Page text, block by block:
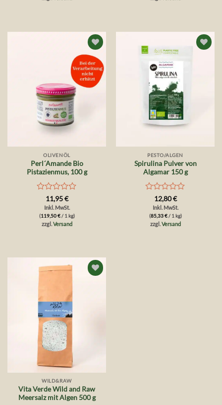
Auf die
Wunschliste
OLIVENÖL
Perl´Amande Bio
Pistazienmus, 100 g
Bewertet
mit
0
von
11,95€
Inkl. MwSt.
(119,50€/ 1 kg)
zzgl.Versand
PESTO/ALGEN
Spirulina Pulver von
Algamar 150 g
Bewertet
mit
0
von
12,80€
Inkl. MwSt.
(85,33€/ 1 kg)
zzgl.Versand
WILD&RAW
Vita Verde Wild and Raw
Meersalz mit Algen 500 g